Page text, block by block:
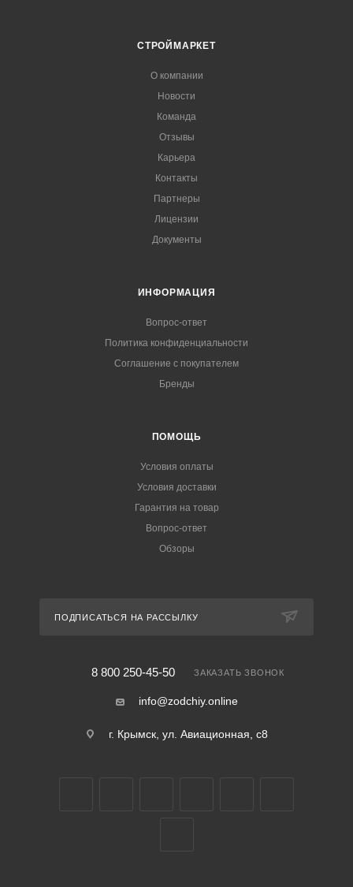
СТРОЙМАРКЕТ
О компании
Новости
Команда
Отзывы
Карьера
Контакты
Партнеры
Лицензии
Документы
ИНФОРМАЦИЯ
Вопрос-ответ
Политика конфиденциальности
Соглашение с покупателем
Бренды
ПОМОЩЬ
Условия оплаты
Условия доставки
Гарантия на товар
Вопрос-ответ
Обзоры
ПОДПИСАТЬСЯ НА РАССЫЛКУ
8 800 250-45-50 ЗАКАЗАТЬ ЗВОНОК
info@zodchiy.online
г. Крымск, ул. Авиационная, с8